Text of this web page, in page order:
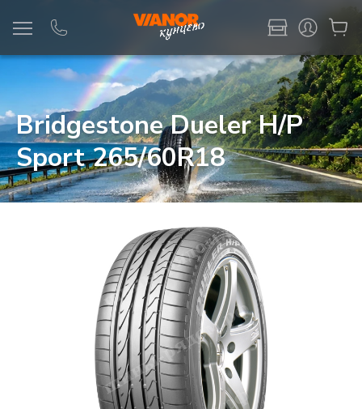
Bridgestone Dueler H/P
Sport 265/60R18
Информация Фото товара